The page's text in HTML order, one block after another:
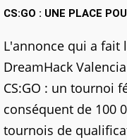
CS:GO : UNE PLACE
L'annonce qui a fait
DreamHack
CS:GO : un tournoi
conséquent de 100
tournois de